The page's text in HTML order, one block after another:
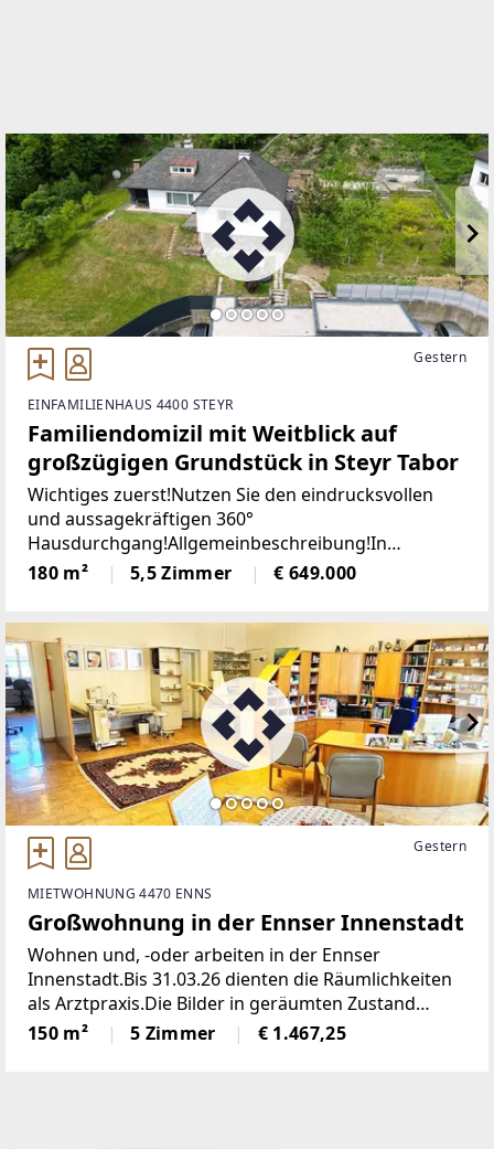
Gestern
EINFAMILIENHAUS 4400 STEYR
Familiendomizil mit Weitblick auf
großzügigen Grundstück in Steyr Tabor
Wichtiges zuerst!Nutzen Sie den eindrucksvollen
und aussagekräftigen 360°
Hausdurchgang!Allgemeinbeschreibung!In
angenehmer Wohnlage von Steyr verbindet dieses
Haus großzügiges Platzangebot mit einem Umfeld ,
180 m² 5,5 Zimmer € 649.000
Gestern
MIETWOHNUNG 4470 ENNS
Großwohnung in der Ennser Innenstadt
Wohnen und, -oder arbeiten in der Ennser
Innenstadt.Bis 31.03.26 dienten die Räumlichkeiten
als Arztpraxis.Die Bilder in geräumten Zustand
werden im April (2026) aktualisiert.Mit 360° Bilder
und virtueller DurchgangsmöglichkeitEs
150 m² 5 Zimmer € 1.467,25